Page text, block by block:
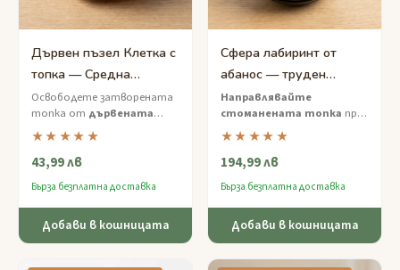
Дървен пъзел Клетка с
топка — Средна
сложност
Освободете затворената
топка от дървената
клетка
— тактилен пъзел
с средна трудност, който
награждава креативното
★★★★★
43,99 лв
Бърза безплатна доставка
Добави в кошницата
Сфера лабиринт от
абанос — труден
прецизно източен
лабиринт с топче
Направлявайте
стоманената топка през
изсечените лабиринтни
канали на тази прецизно
обработена черна сфера —
мозайка.
★★★★★
194,99 лв
Бърза безплатна доставка
Добави в кошницата